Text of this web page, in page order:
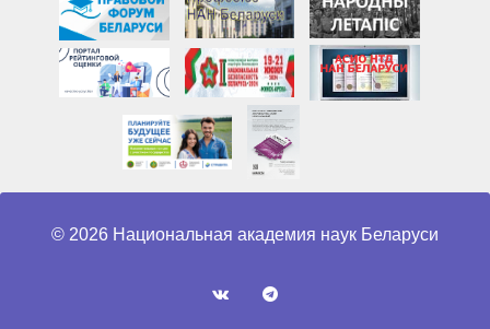
© 2026 Национальная академия наук Беларуси